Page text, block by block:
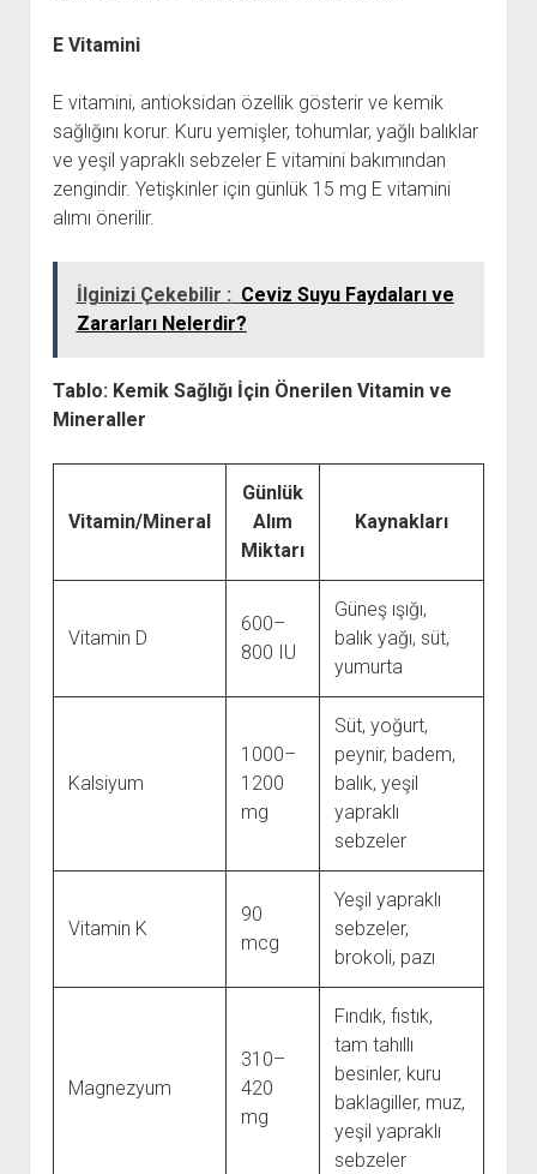
E Vitamini
E vitamini, antioksidan özellik gösterir ve kemik
sağlığını korur. Kuru yemişler, tohumlar, yağlı balıklar
ve yeşil yapraklı sebzeler E vitamini bakımından
zengindir. Yetişkinler için günlük 15 mg E vitamini
alımı önerilir.
İlginizi Çekebilir : Ceviz Suyu Faydaları ve
Zararları Nelerdir?
Tablo: Kemik Sağlığı İçin Önerilen Vitamin ve
Mineraller
Vitamin/Mineral
Günlük
Alım
Miktarı
Kaynakları
Vitamin D
600–
800 IU
Güneş ışığı,
balık yağı, süt,
yumurta
Kalsiyum
1000–
1200
mg
Süt, yoğurt,
peynir, badem,
balık, yeşil
yapraklı
sebzeler
Vitamin K
90
mcg
Yeşil yapraklı
sebzeler,
brokoli, pazı
Magnezyum
310–
420
mg
Fındık, fıstık,
tam tahıllı
besinler, kuru
baklagiller, muz,
yeşil yapraklı
sebzeler